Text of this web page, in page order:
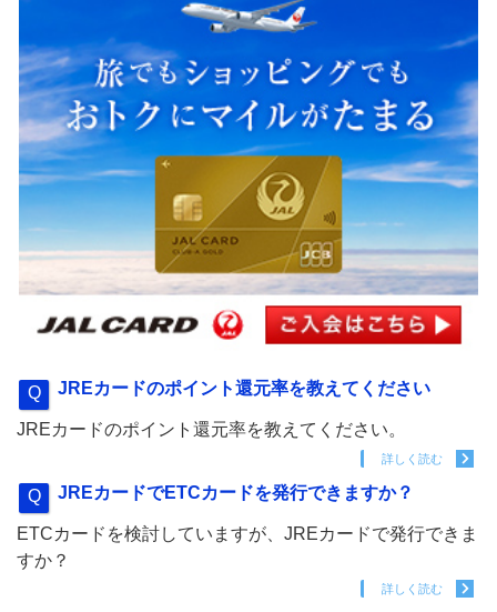
JREカードのポイント還元率を教えてください
JREカードのポイント還元率を教えてください。
詳しく読む
JREカードでETCカードを発行できますか？
ETCカードを検討していますが、JREカードで発行できま
すか？
詳しく読む